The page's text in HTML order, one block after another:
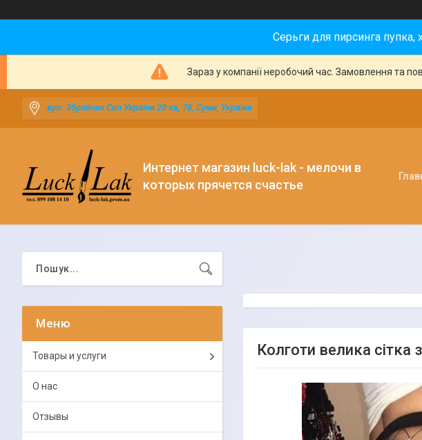
Серьги для пирсинга пупка,
Зараз у компанії неробочий час. Замовлення та
вул. Збройних Сил України 20 кв, 78, Суми, Україна
Интернет магазин luck-lak - мелочи в
которых прячется счастье
Колготи велика сітка
Товары и услуги
О нас
Отзывы